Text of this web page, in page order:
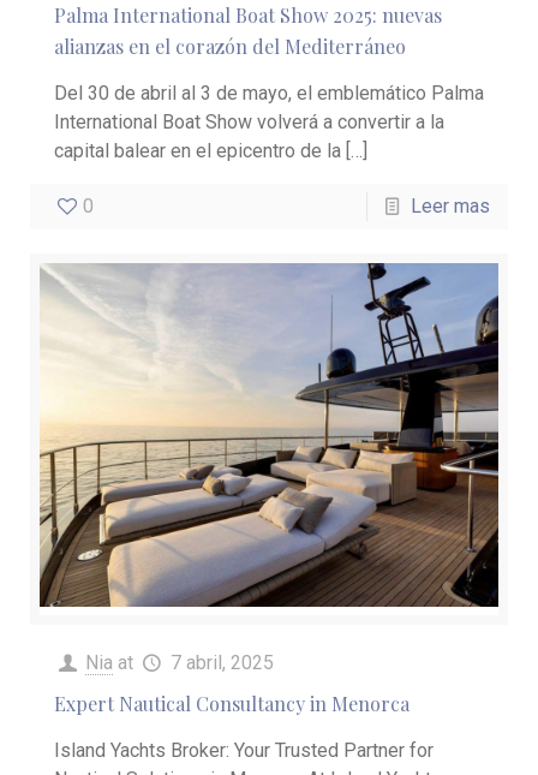
Palma International Boat Show 2025: nuevas
alianzas en el corazón del Mediterráneo
Del 30 de abril al 3 de mayo, el emblemático Palma
International Boat Show volverá a convertir a la
capital balear en el epicentro de la […]
0 Leer mas
Nia at 7 abril, 2025
Expert Nautical Consultancy in Menorca
Island Yachts Broker: Your Trusted Partner for